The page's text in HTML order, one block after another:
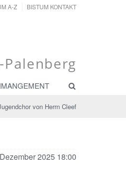
A-Z BISTUM KONTAKT
von Herrn Cleef
2025 18:00